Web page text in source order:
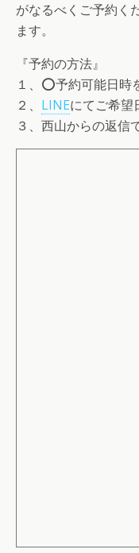
がなるべくご予約く
ます。
『予約の方法』
１、⭕️予約可能日時
２、 LINEにてご希望
３、西山からの返信